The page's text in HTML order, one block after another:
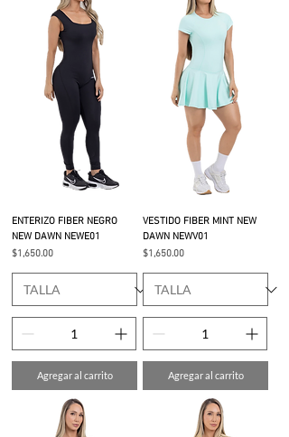
ENTERIZO FIBER NEGRO
NEW DAWN NEWE01
Precio
$1,650.00
Agregar al carrito
VESTIDO FIBER MINT NEW
DAWN NEWV01
Precio
$1,650.00
Agregar al carrito